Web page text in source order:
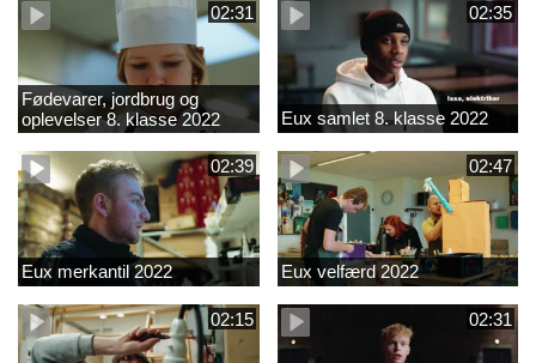
02:31
Fødevarer, jordbrug og
oplevelser 8. klasse 2022
02:35
Eux samlet 8. klasse 2022
02:39
Eux merkantil 2022
02:47
Eux velfærd 2022
02:15 02:31